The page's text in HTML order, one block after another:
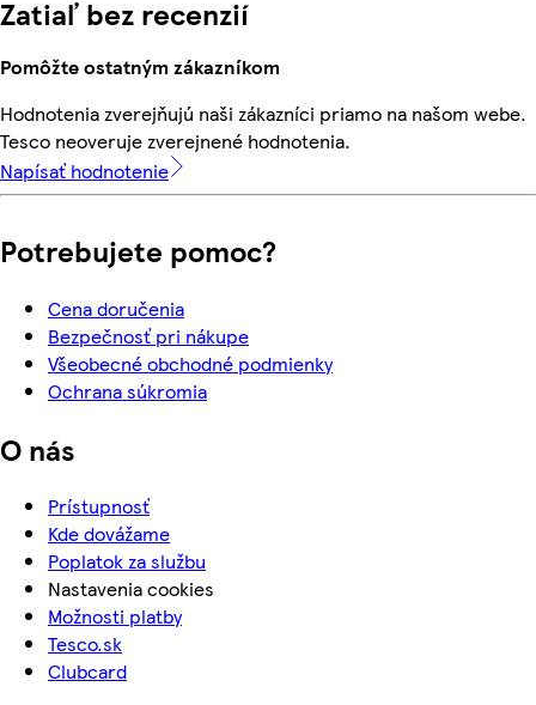
Zatiaľ bez recenzií
Pomôžte ostatným zákazníkom
Hodnotenia zverejňujú naši zákazníci priamo na našom webe.
Tesco neoveruje zverejnené hodnotenia.
Napísať hodnotenie
Potrebujete pomoc?
Cena doručenia
Bezpečnosť pri nákupe
Všeobecné obchodné podmienky
Ochrana súkromia
O nás
Prístupnosť
Kde dovážame
Poplatok za službu
Nastavenia cookies
Možnosti platby
Tesco.sk
Clubcard